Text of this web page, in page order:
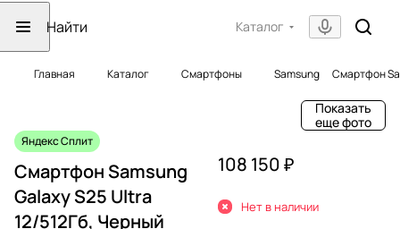
Каталог
Главная Каталог Смартфоны Samsung Смартфон
Показать
еще фото
Яндекс Сплит
Смартфон Samsung
Galaxy S25 Ultra
12/512Гб, Черный
108 150 ₽
Нет в наличии